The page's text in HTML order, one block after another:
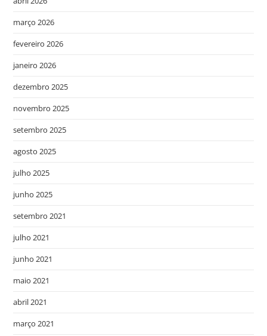
março 2026
fevereiro 2026
janeiro 2026
dezembro 2025
novembro 2025
setembro 2025
agosto 2025
julho 2025
junho 2025
setembro 2021
julho 2021
junho 2021
maio 2021
abril 2021
março 2021